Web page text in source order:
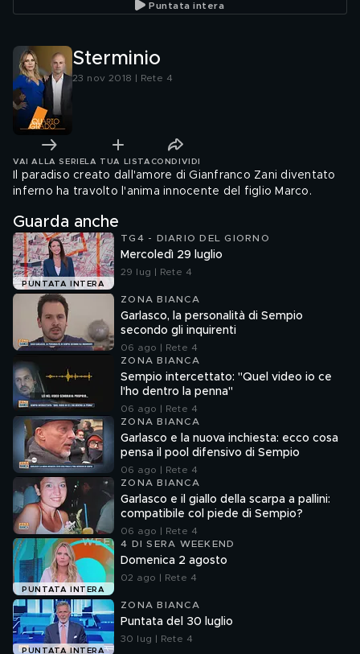
Puntata intera
Sterminio
23 nov 2018 | Rete 4
VAI ALLA SERIE LA TUA LISTA CONDIVIDI
Il paradiso creato dall'amore di Gianfranco Zani diventato
inferno ha travolto l'anima innocente del figlio Marco.
Guarda anche
PUNTATA INTERA
TG4 - DIARIO DEL GIORNO
Mercoledì 29 luglio
29 lug | Rete 4
ZONA BIANCA
Garlasco, la personalità di Sempio
secondo gli inquirenti
06 ago | Rete 4
ZONA BIANCA
Sempio intercettato: "Quel video io ce
l'ho dentro la penna"
06 ago | Rete 4
ZONA BIANCA
Garlasco e la nuova inchiesta: ecco cosa
pensa il pool difensivo di Sempio
06 ago | Rete 4
ZONA BIANCA
Garlasco e il giallo della scarpa a pallini:
compatibile col piede di Sempio?
06 ago | Rete 4
PUNTATA INTERA
4 DI SERA WEEKEND
Domenica 2 agosto
02 ago | Rete 4
PUNTATA INTERA
ZONA BIANCA
Puntata del 30 luglio
30 lug | Rete 4